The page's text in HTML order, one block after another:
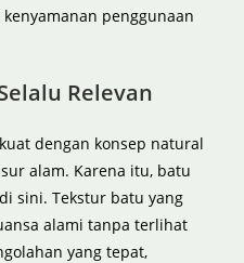
penggunaan
Relevan
dengan konsep natural
alam. Karena itu, batu
sini. Tekstur batu yang
alami tanpa terlihat
yang tepat,